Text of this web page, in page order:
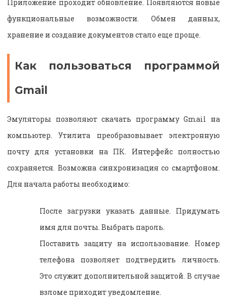
Приложение проходит обновление. Появляются новые
функциональные возможности. Обмен данных,
хранение и создание документов стало еще проще.
Как пользоваться программой
Gmail
Эмуляторы позволяют скачать программу Gmail на
компьютер. Утилита преобразовывает электронную
почту для установки на ПК. Интерфейс полностью
сохраняется. Возможна синхронизация со смартфоном.
Для начала работы необходимо:
После загрузки указать данные. Придумать
имя для почты. Выбрать пароль.
Поставить защиту на использование. Номер
телефона позволяет подтвердить личность.
Это служит дополнительной защитой. В случае
взломе приходит уведомление.